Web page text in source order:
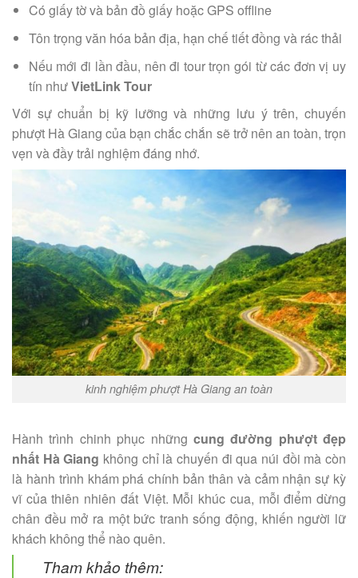
Có giấy tờ và bản đồ giấy hoặc GPS offline
Tôn trọng văn hóa bản địa, hạn chế tiết đồng và rác thải
Nếu mới đi lần đầu, nên đi tour trọn gói từ các đơn vị uy
tín nhưVietLink Tour
Với sự chuẩn bị kỹ lưỡng và những lưu ý trên, chuyến
phượt Hà Giang của bạn chắc chắn sẽ trở nên an toàn, trọn
vẹn và đầy trải nghiệm đáng nhớ.
kinh nghiệm phượt Hà Giang an toàn
Hành trình chinh phục những cung đường phượt đẹp
nhất Hà Giang không chỉ là chuyến đi qua núi đồi mà còn
là hành trình khám phá chính bản thân và cảm nhận sự kỳ
vĩ của thiên nhiên đất Việt. Mỗi khúc cua, mỗi điểm dừng
chân đều mở ra một bức tranh sống động, khiến người lữ
khách không thể nào quên.
Tham khảo thêm: